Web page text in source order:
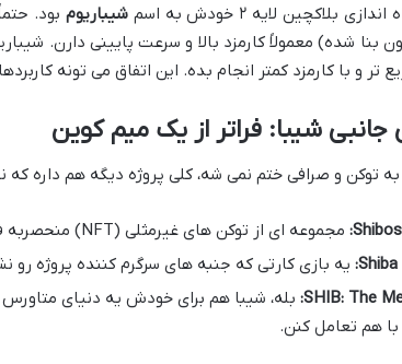
بلاکچین لایه ۲ خودش به اسم
شیباریوم
بنا شده) معمولاً کارمزد بالا و سرعت پایینی دارن.
تر و با کارمزد کمتر انجام بده. این اتفاق می تونه
جانبی شیبا: فراتر از یک میم کوین
به توکن و صرافی ختم نمی شه، کلی پروژه دیگه هم داره که
مجموعه ای از توکن های غیرمثلی (NFT) منحصربه فرد.
Shiba یه بازی کارتی که جنبه های سرگرم کننده پروژه رو
SHIB: The بله، شیبا هم برای خودش یه دنیای متاورس
هم تعامل کنن.